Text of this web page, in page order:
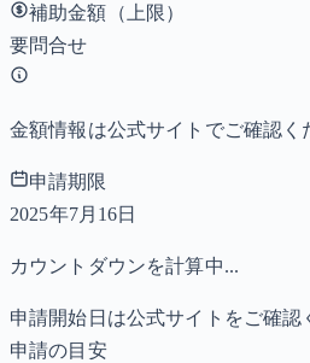
補助金額（上限）
要問合せ
金額情報は公式サイトでご確認く
申請期限
2025年7月16日
カウントダウンを計算中...
申請開始日は公式サイトをご確認
申請の目安